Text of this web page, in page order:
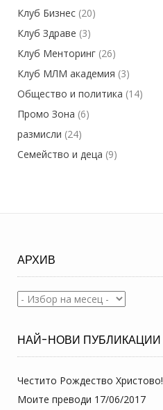
Клуб Бизнес (20)
Клуб Здраве (3)
Клуб Менторинг (26)
Клуб МЛМ академия (3)
Общество и политика (14)
Промо Зона (6)
размисли (24)
Семейство и деца (9)
АРХИВ
Архив
НАЙ-НОВИ ПУБЛИКАЦИИ
Честито Рождество Христово!
Моите преводи 17/06/2017